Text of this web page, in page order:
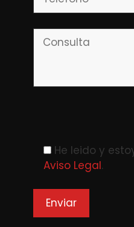
He leido y
Aviso Legal.